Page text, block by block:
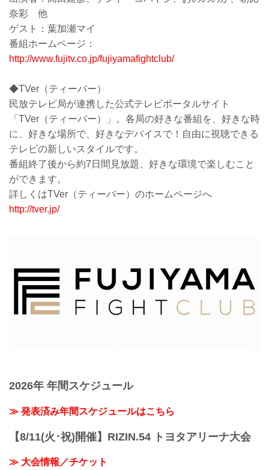
奈彩 他
ゲスト：葉加瀬マイ
番組ホームページ：
http://www.fujitv.co.jp/fujiyamafightclub/
◆TVer（ティーバー）
民放テレビ局が連携した公式テレビポータルサイト
「TVer（ティーバー）」。各局の好きな番組を、好きな時
に、好きな場所で、好きなデバイスで！自由に視聴できる
テレビの新しいスタイルです。
番組終了後から約7日間見放題、好きな環境で楽しむこと
ができます。
詳しくはTVer（ティーバー）のホームページへ
http://tver.jp/
2026年 年間スケジュール
≫ 発表済み年間スケジュールはこちら
【8/11(火･祝)開催】RIZIN.54 トヨタアリーナ大会
≫ 大会情報／チケット